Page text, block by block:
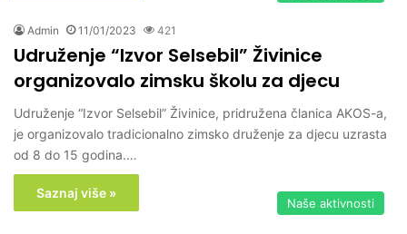
Admin 11/01/2023 421
Udruženje “Izvor Selsebil” Živinice
organizovalo zimsku školu za djecu
Udruženje “Izvor Selsebil” Živinice, pridružena članica AKOS-a,
je organizovalo tradicionalno zimsko druženje za djecu uzrasta
od 8 do 15 godina.…
Saznaj više »
Naše aktivnosti